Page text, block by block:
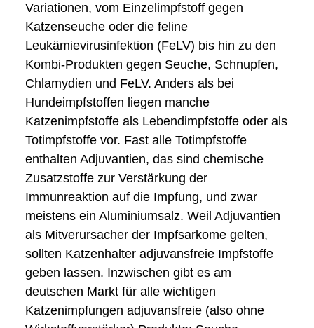
Variationen, vom Einzelimpfstoff gegen
Katzenseuche oder die feline
Leukämievirusinfektion (FeLV) bis hin zu den
Kombi-Produkten gegen Seuche, Schnupfen,
Chlamydien und FeLV. Anders als bei
Hundeimpfstoffen liegen manche
Katzenimpfstoffe als Lebendimpfstoffe oder als
Totimpfstoffe vor. Fast alle Totimpfstoffe
enthalten Adjuvantien, das sind chemische
Zusatzstoffe zur Verstärkung der
Immunreaktion auf die Impfung, und zwar
meistens ein Aluminiumsalz. Weil Adjuvantien
als Mitverursacher der Impfsarkome gelten,
sollten Katzenhalter adjuvansfreie Impfstoffe
geben lassen. Inzwischen gibt es am
deutschen Markt für alle wichtigen
Katzenimpfungen adjuvansfreie (also ohne